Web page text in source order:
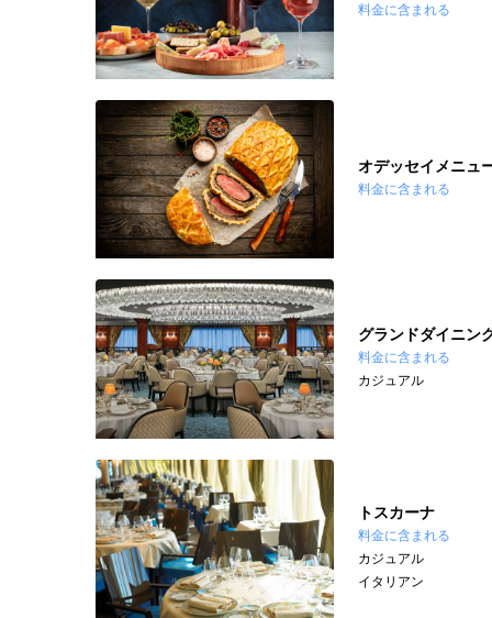
料金に含まれる
オデッセイメニュ
料金に含まれる
グランドダイニン
料金に含まれる
カジュアル
トスカーナ
料金に含まれる
カジュアル
イタリアン